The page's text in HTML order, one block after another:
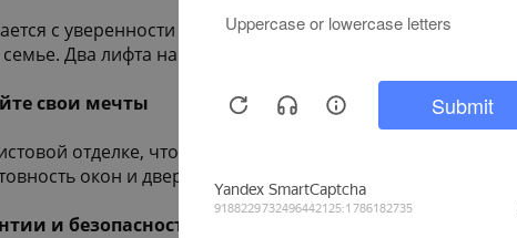
с уверенности в безопасности и защищенности.
Два лифта на каждый подъезд сделают
свои мечты
отделке, чтобы вы могли воплотить в них любые
окон и дверей. Теперь ваш дом — это чистый
и безопасность инвестиций